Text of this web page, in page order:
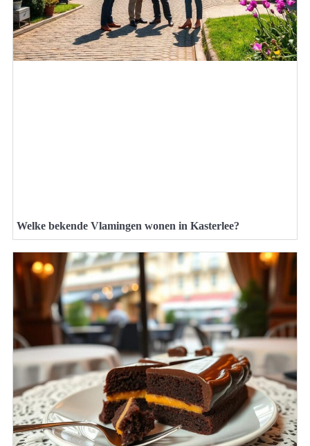
Welke bekende Vlamingen wonen in Kasterlee?